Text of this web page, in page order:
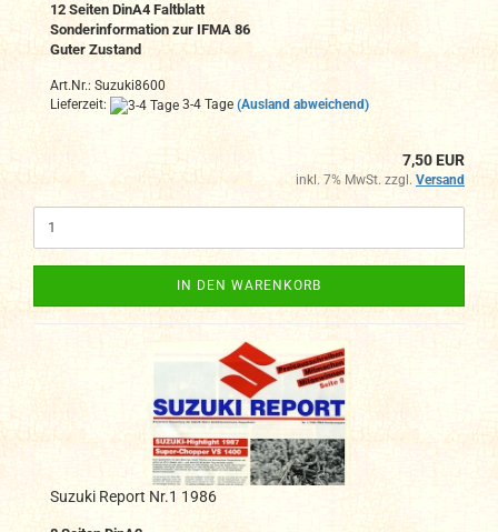
12 Seiten DinA4 Faltblatt
Sonderinformation zur IFMA 86
Guter Zustand
Art.Nr.: Suzuki8600
Lieferzeit:
3-4 Tage (Ausland abweichend)
7,50 EUR
inkl. 7% MwSt. zzgl. Versand
IN DEN WARENKORB
Suzuki Report Nr.1 1986